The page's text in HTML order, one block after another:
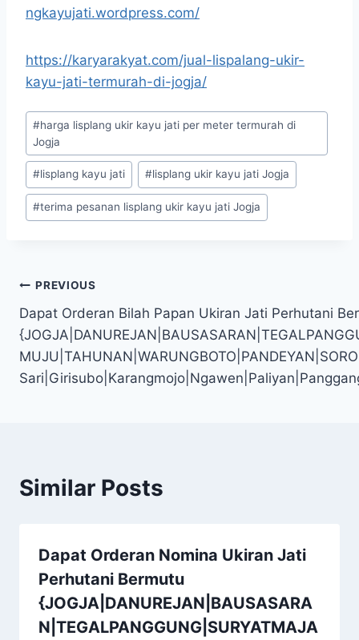
ngkayujati.wordpress.com/
https://karyarakyat.com/jual-lispalang-ukir-
kayu-jati-termurah-di-jogja/
#harga lisplang ukir kayu jati per meter termurah di
Jogja
#lisplang kayu jati #lisplang ukir kayu jati Jogja
#terima pesanan lisplang ukir kayu jati Jogja
PREVIOUS
Dapat Orderan Bilah Papan Ukiran Jati Perhutani
Similar Posts
Dapat Orderan Nomina Ukiran Jati
Perhutani Bermutu
{JOGJA|DANUREJAN|BAUSASARA
N|TEGALPANGGUNG|SURYATMAJA